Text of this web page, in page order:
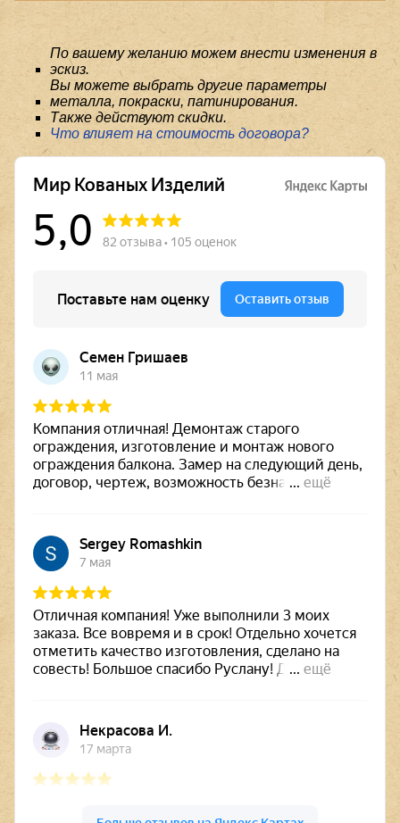
По вашему желанию можем внести изменения в
эскиз.
Вы можете выбрать другие параметры
металла, покраски, патинирования.
Также действуют скидки.
Что влияет на стоимость договора?